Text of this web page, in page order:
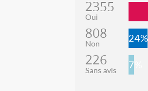
2355
Oui
808
Non 24%
226
Sans avis 7%